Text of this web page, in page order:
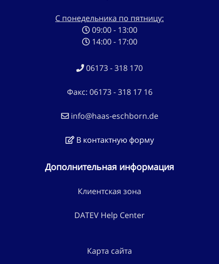
С понедельника по пятницу:
09:00 - 13:00
14:00 - 17:00
06173 - 318 170
Факс: 06173 - 318 17 16
info@haas-eschborn.de
В контактную форму
Дополнительная информация
Клиентская зона
DATEV Help Center
Карта сайта